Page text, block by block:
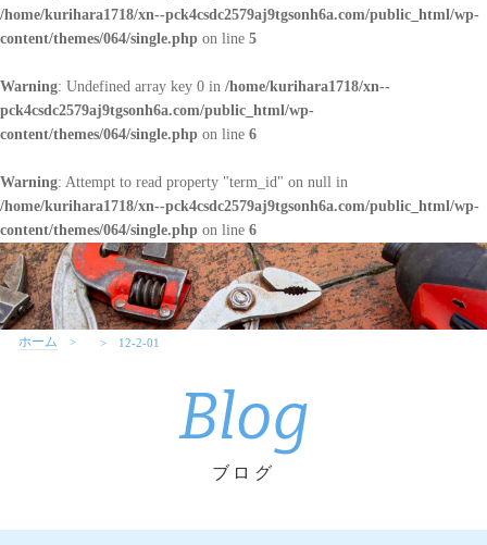
/home/kurihara1718/xn--pck4csdc2579aj9tgsonh6a.com/public_html/wp-
content/themes/064/single.php on line 5
Warning: Undefined array key 0 in /home/kurihara1718/xn--
pck4csdc2579aj9tgsonh6a.com/public_html/wp-
content/themes/064/single.php on line 6
Warning: Attempt to read property "term_id" on null in
/home/kurihara1718/xn--pck4csdc2579aj9tgsonh6a.com/public_html/wp-
content/themes/064/single.php on line 6
ホーム 12-2-01
Blog
ブログ